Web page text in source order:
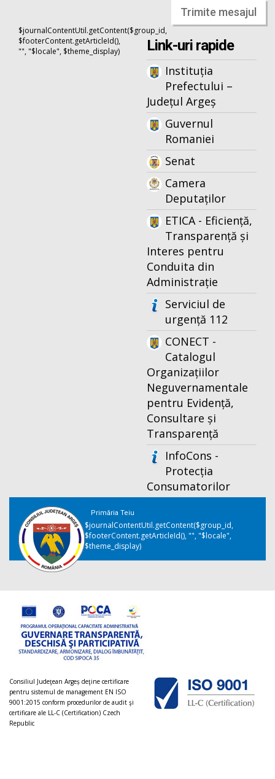
Trimite mesajul
$journalContentUtil.getContent($group_id,
$footerContent.getArticleId(),
"", "$locale", $theme_display)
Link-uri rapide
Instituția
Prefectului –
Județul Argeș
Guvernul
Romaniei
Senat
Camera
Deputaților
ETICA - Eficiență,
Transparență și
Interes pentru
Conduita din
Administrație
Serviciul de
urgență 112
CONECT -
Catalogul
Organizațiilor
Neguvernamentale
pentru Evidență,
Consultare și
Transparență
InfoCons -
Protecția
Consumatorilor
Primăria Teiu
$journalContentUtil.getContent($group_id,
$footerContent.getArticleId(), "", "$locale",
$theme_display)
Consiliul Judeţean Argeș deţine certificare
pentru sistemul de management EN ISO
9001:2015 conform procedurilor de audit şi
certificare ale LL-C (Certification) Czech
Republic